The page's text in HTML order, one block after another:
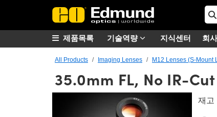
기술역량 지식센터 회
제품목록
All Products Imaging Lenses M12 Lenses (S-Mount
35.0mm FL, No IR-
재고